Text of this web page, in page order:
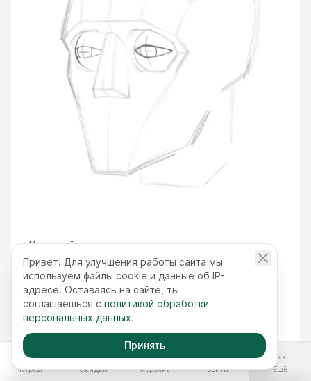
Дорисуйте толщину век и складками
покажите высоту верхнего и нижнего века. И
нужно показать, что глазница перекрывает
часть верхнего века.
Курсы Скидки Корзина Войти Ещё
Привет! Для улучшения работы сайта мы
используем файлы cookie и данные об IP-
адресе. Оставаясь на сайте, ты
соглашаешься с политикой обработки
персональных данных.
Принять